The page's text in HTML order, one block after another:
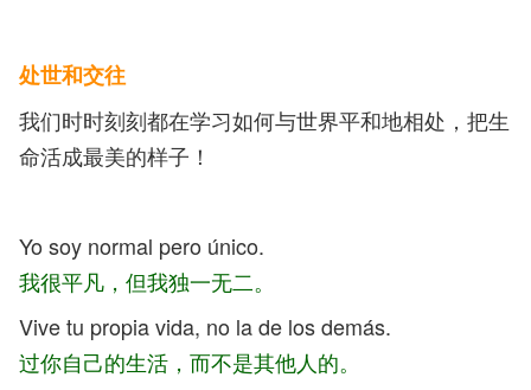
处世和交往
我们时时刻刻都在学习如何与世界平和地相处，把生
命活成最美的样子！
Yo soy normal pero único.
我很平凡，但我独一无二。
Vive tu propia vida, no la de los demás.
过你自己的生活，而不是其他人的。